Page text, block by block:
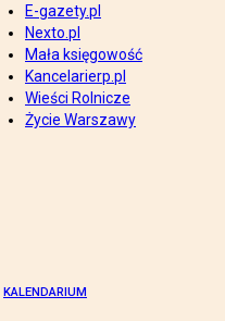
E-gazety.pl
Nexto.pl
Mała księgowość
Kancelarierp.pl
Wieści Rolnicze
Życie Warszawy
KALENDARIUM